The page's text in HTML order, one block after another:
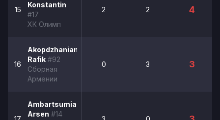
15
Konstantin
#17
ХК Олимп
2 2 4
16
Akopdzhanian
Rafik #92
Сборная
Армении
0 3 3
Ambartsumian
Arsen #14